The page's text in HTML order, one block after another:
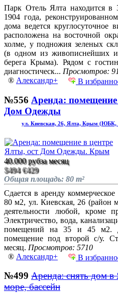
Парк Отель Ялта находится в
1904 года,
дома ведется круглосуточное
расположена на восточной
холме, у подножия зеленых
(в одном из живописнейших
берега Крыма). Рядом с
диагностическ... Просмотров:
® Александр+ В
№556 Аренда:
Дом Одежды
ул. Киевская, 26, Ялта, Крым (ЮБК,
40.000 рубза месяц
$494 €429
Общая площадь: 80 m²
Сдается в аренду
80 м2, ул. Киевская, 26 (район
деятельности любой, кроме
Электричество, вода,
помещений на 35 и 45 м2.
помещение под второй с/у.
месяц. Просмотров: 5710
® Александр+ В
№499 Аренда: снять дом в
море, бассейн